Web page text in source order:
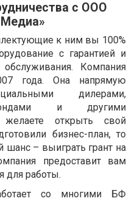
с ООО
к ним вы 100%
с гарантией и
Компания
года. Она напрямую
дилерами,
фондами и другими
открыть свой
бизнес-план, то
шанс – выиграть грант на
предоставит вам
для работы.
со многими БФ